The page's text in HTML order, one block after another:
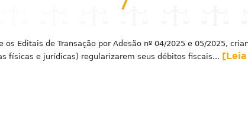
Editais de Transação por Adesão nº 04/2025 e 05/2025,
físicas e jurídicas) regularizarem seus débitos fiscais... [Leia